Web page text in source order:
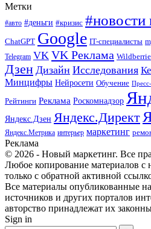
Метки
#авто #деньги #кризис #новости
ChatGPT Google IT-специалисты
Telegram VK VK Реклама
Дзен Дизайн Исследования
Минцифры Нейросети Обучение
Рейтинги Реклама Роскомнадзор
Яндекс.Дзен Яндекс.Директ
Яндекс.Метрика интерьер маркетинг
Реклама
© 2026 - Новый маркетинг. Все
Любое копирование материалов с
только с обратной активной
Все материалы опубликованные
источников и других порталов
авторство принадлежат их
Sign in